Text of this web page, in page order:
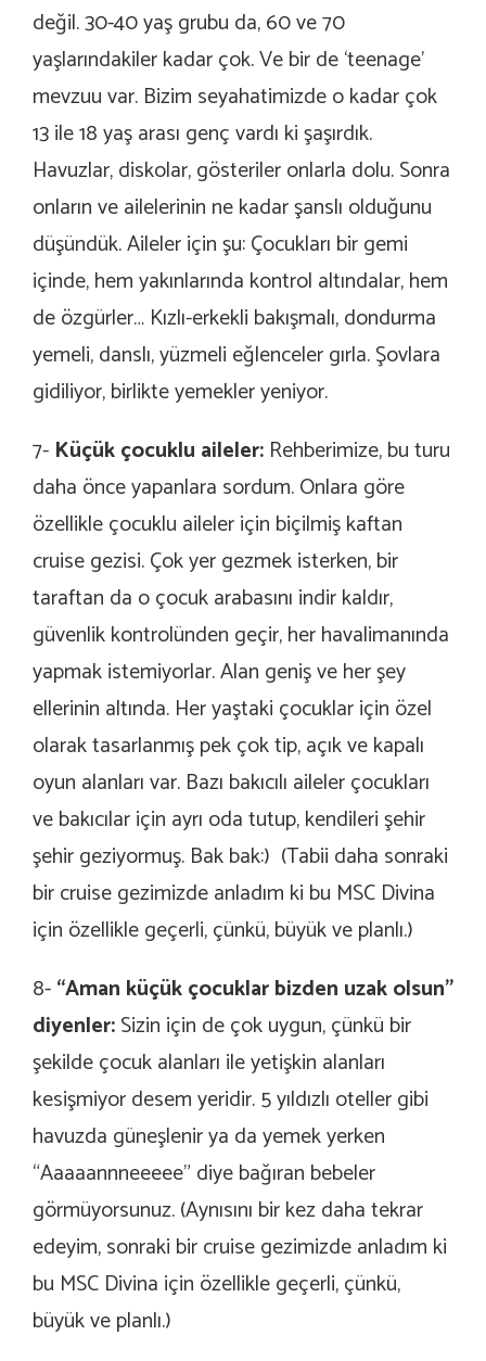
değil. 30-40 yaş grubu da, 60 ve 70
yaşlarındakiler kadar çok. Ve bir de ‘teenage’
mevzuu var. Bizim seyahatimizde o kadar çok
13 ile 18 yaş arası genç vardı ki şaşırdık.
Havuzlar, diskolar, gösteriler onlarla dolu. Sonra
onların ve ailelerinin ne kadar şanslı olduğunu
düşündük. Aileler için şu: Çocukları bir gemi
içinde, hem yakınlarında kontrol altındalar, hem
de özgürler… Kızlı-erkekli bakışmalı, dondurma
yemeli, danslı, yüzmeli eğlenceler gırla. Şovlara
gidiliyor, birlikte yemekler yeniyor.
7- Küçük çocuklu aileler: Rehberimize, bu turu
daha önce yapanlara sordum. Onlara göre
özellikle çocuklu aileler için biçilmiş kaftan
cruise gezisi. Çok yer gezmek isterken, bir
taraftan da o çocuk arabasını indir kaldır,
güvenlik kontrolünden geçir, her havalimanında
yapmak istemiyorlar. Alan geniş ve her şey
ellerinin altında. Her yaştaki çocuklar için özel
olarak tasarlanmış pek çok tip, açık ve kapalı
oyun alanları var. Bazı bakıcılı aileler çocukları
ve bakıcılar için ayrı oda tutup, kendileri şehir
şehir geziyormuş. Bak bak:) (Tabii daha sonraki
bir cruise gezimizde anladım ki bu MSC Divina
için özellikle geçerli, çünkü, büyük ve planlı.)
8-“Aman küçük çocuklar bizden uzak olsun”
diyenler:Sizin için de çok uygun, çünkü bir
şekilde çocuk alanları ile yetişkin alanları
kesişmiyor desem yeridir. 5 yıldızlı oteller gibi
havuzda güneşlenir ya da yemek yerken
“Aaaaannneeeee” diye bağıran bebeler
görmüyorsunuz. (Aynısını bir kez daha tekrar
edeyim, sonraki bir cruise gezimizde anladım ki
bu MSC Divina için özellikle geçerli, çünkü,
büyük ve planlı.)